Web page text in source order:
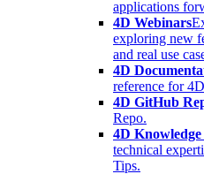
applications
4D Webinars
exploring new
and real use
4D
reference for
4D GitHub
Repo.
4D Knowledge
technical
Tips.